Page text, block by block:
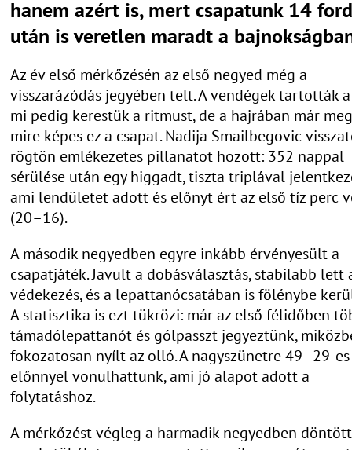
hanem azért is, mert csapatunk 14
után is veretlen maradt a
Az év első mérkőzésén az első negyed még a
visszarázódás jegyében telt. A vendégek tartották
mi pedig kerestük a ritmust, de a hajrában már
mire képes ez a csapat. Nadija Smailbegovic
rögtön emlékezetes pillanatot hozott: 352 nappal
sérülése után egy higgadt, tiszta triplával
ami lendületet adott és előnyt ért az első tíz perc
(20–16).
A második negyedben egyre inkább érvényesült a
csapatjáték. Javult a dobásválasztás, stabilabb lett
védekezés, és a lepattanócsatában is fölénybe
A statisztika is ezt tükrözi: már az első félidőben
támadólepattanót és gólpasszt jegyeztünk,
fokozatosan nyílt az olló. A nagyszünetre 49–29-es
előnnyel vonulhattunk, ami jó alapot adott a
folytatáshoz.
A mérkőzést végleg a harmadik negyedben